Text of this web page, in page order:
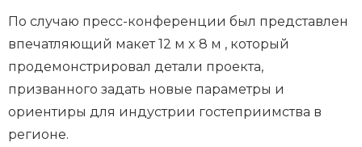
По случаю пресс-конференции был представлен
впечатляющий макет 12 м x 8 м , который
продемонстрировал детали проекта,
призванного задать новые параметры и
ориентиры для индустрии гостеприимства в
регионе.